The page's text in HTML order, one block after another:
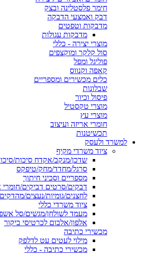
חימר פלסטלינה ובצק
דבק ואמצעי הדבקה
מדבקות וטפטים
מדבקות עגולות
מוצרי יצירה - כללי
סול קלקר ומוקצפים
פוליגל ומפל
קאפה וקנווס
כלים מכשירים ומספריים
שבלונות
פיסול וכיור
מוצרי טקסטיל
מוצרי עץ
חומרי אריזה ועיצוב
תכשיטנות
למשרד ולעסק
ציוד משרדי מקיף
שדכן/מנקב/אקדח סיכות/
סרגל/מחדד/מחק/טיפקס
מספריים וסכיני חיתוך
דבקים/סרטים דביקים/חומרי
לחצנים/גומיות/נעצים/מהדקים
ציוד משרדי כללי
מעמד לשולחן/מגשים/סל
אלפון/אלבום לכרטיסי ביקור
מכשירי כתיבה
מילוי לעטים עט לדלפק
מכשירי כתיבה - כללי